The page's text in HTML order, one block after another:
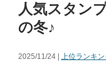
人気スタン
の冬♪
2025/11/24 | 上位ランキ